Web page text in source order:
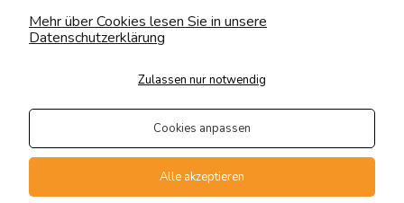
Transportarten
Der Versand erfolgt per
private Spedition
Geprüfte Präsenz
Zahlungsmethoden
Mehr über Cookies lesen Sie in unsere
Datenschutzerklärung
Zulassen nur notwendig
Cookies anpassen
Alle akzeptieren